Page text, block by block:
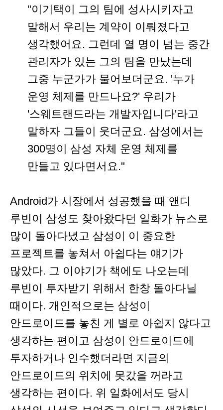
"이기택이 그의 팀에 성사시키자고
말해서 우리는 계약이 이뤄졌다고
생각했어요. 그런데 열 명이 넘는 중간
관리자가 있는 그의 팀을 만났는데
그중 누군가가 물어보더군요. '누가
운영 체제를 만드나요?' 우리가
'스웨트랜드라는 개발자입니다'라고
말하자 그들이 웃더군요. 삼성에서는
300명이 삼성 자체 운영 체제를
만들고 있다면서요."
Android가 시장에서 성공했을 때 앤디
루빈이 삼성도 찾아왔다던 일화가 뉴스로
많이 돌아다녔고 삼성이 이 중요한
프로젝트를 놓쳐서 아쉽다는 얘기가
많았다. 그 이야기가 책에도 나오는데
루빈이 투자받기 위해서 한창 돌아다닐
때이다. 개인적으로는 삼성이
안드로이드를 놓친 게 별로 아쉽지 않다고
생각하는 편이고 삼성이 안드로이드에
투자하거나 인수했더라면 지금의
안드로이드의 위치에 못갔을 꺼라고
생각하는 편이다. 위 일화에서도 당시